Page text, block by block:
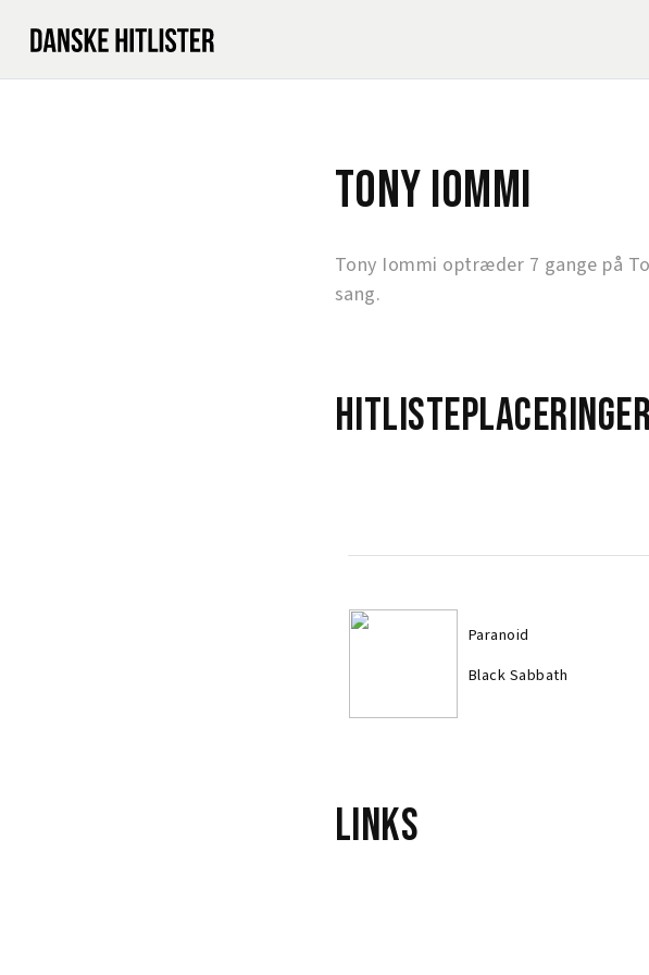
Tony Iommi
Tony Iommi optræder 7 gange på
sang.
Hitlisteplaceringer
Paranoid
Black Sabbath
Links